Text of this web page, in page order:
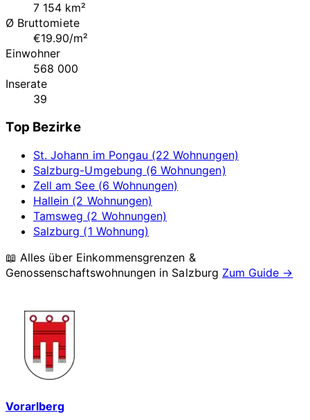
7 154 km²
Ø Bruttomiete
€19.90/m²
Einwohner
568 000
Inserate
39
Top Bezirke
St. Johann im Pongau (22 Wohnungen)
Salzburg-Umgebung (6 Wohnungen)
Zell am See (6 Wohnungen)
Hallein (2 Wohnungen)
Tamsweg (2 Wohnungen)
Salzburg (1 Wohnung)
📖 Alles über Einkommensgrenzen &
Genossenschaftswohnungen in Salzburg Zum Guide →
Vorarlberg